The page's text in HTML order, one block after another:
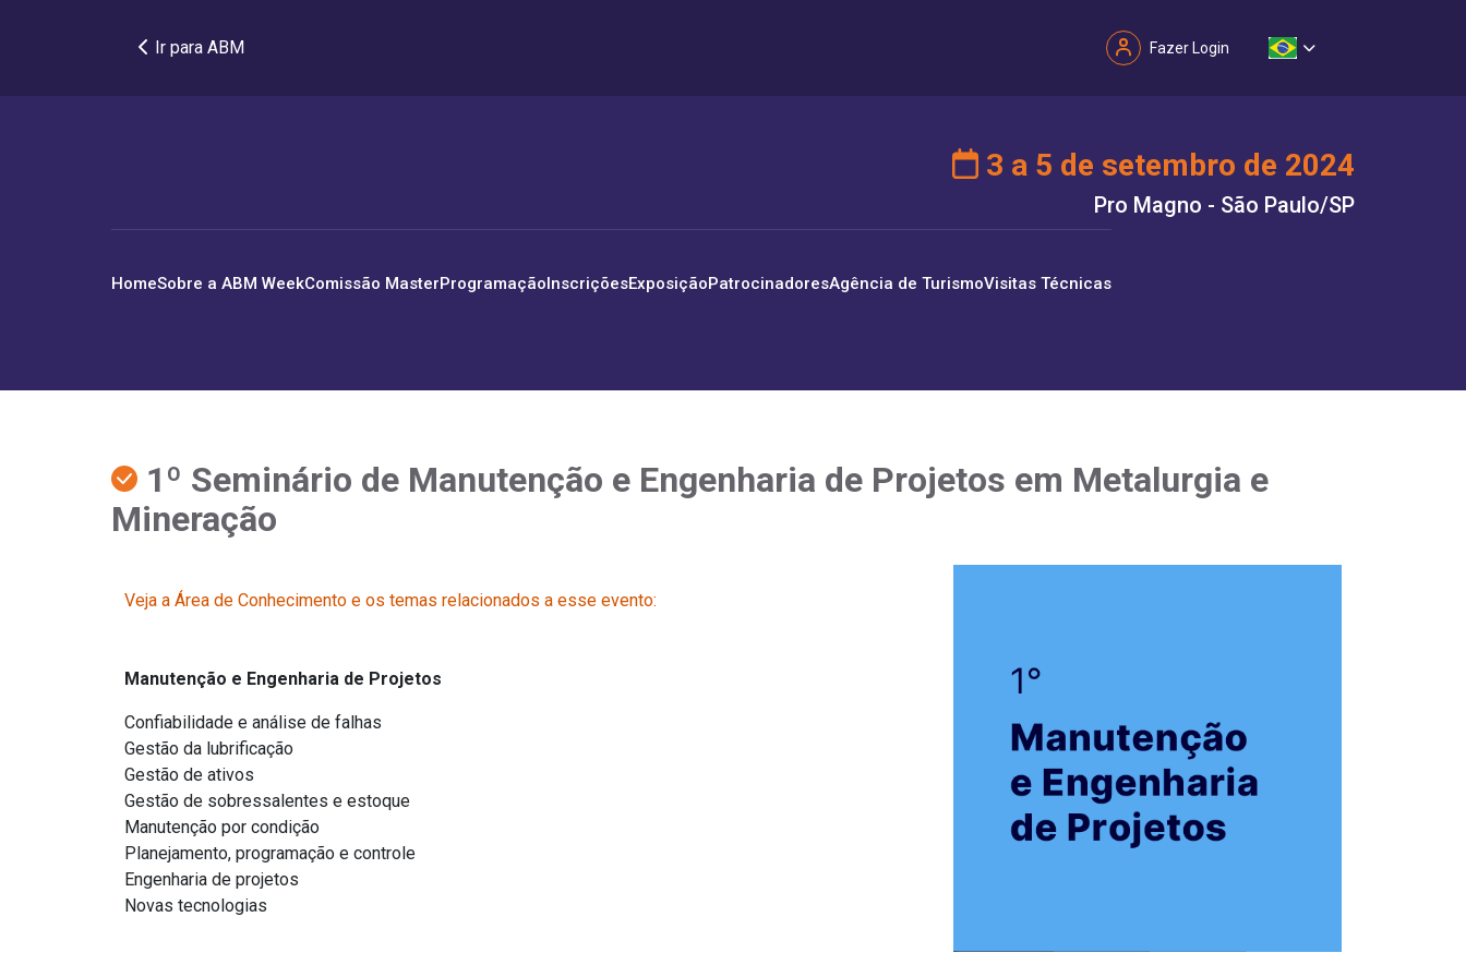
Ir para ABM Fazer Login
3 a 5 de setembro de 2024
Pro Magno - São Paulo/SP
HomeSobre a ABM WeekComissão MasterProgramaçãoInscriçõesExposiçãoPatrocinadoresAgência de TurismoVisitas Técnicas
1º Seminário de Manutenção e Engenharia de Projetos em Metalurgia e
Mineração
Veja a Área de Conhecimento e os temas relacionados a esse evento:
Manutenção e Engenharia de Projetos
Confiabilidade e análise de falhas
Gestão da lubrificação
Gestão de ativos
Gestão de sobressalentes e estoque
Manutenção por condição
Planejamento, programação e controle
Engenharia de projetos
Novas tecnologias